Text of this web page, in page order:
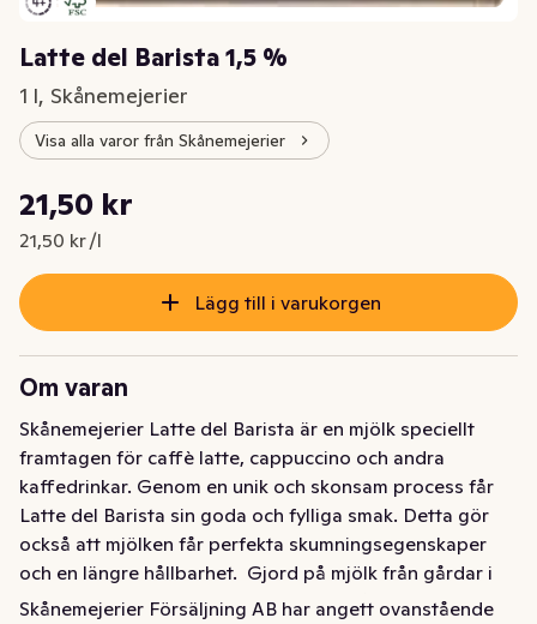
Latte del Barista 1,5 %
1 l, Skånemejerier
Visa alla varor från Skånemejerier
Nuvarande pris är: 21,50 kr
21,50 kr
21,50 kr /l
Styckpris: 21,50 kr /l
Lägg till i varukorgen
Om varan
Skånemejerier Latte del Barista är en mjölk speciellt
framtagen för caffè latte, cappuccino och andra
kaffedrinkar. Genom en unik och skonsam process får
Latte del Barista sin goda och fylliga smak. Detta gör
också att mjölken får perfekta skumningsegenskaper
och en längre hållbarhet.  Gjord på mjölk från gårdar i
södra Sverige med de högsta kraven på djuromsorg.
Skånemejerier Försäljning AB har angett ovanstående